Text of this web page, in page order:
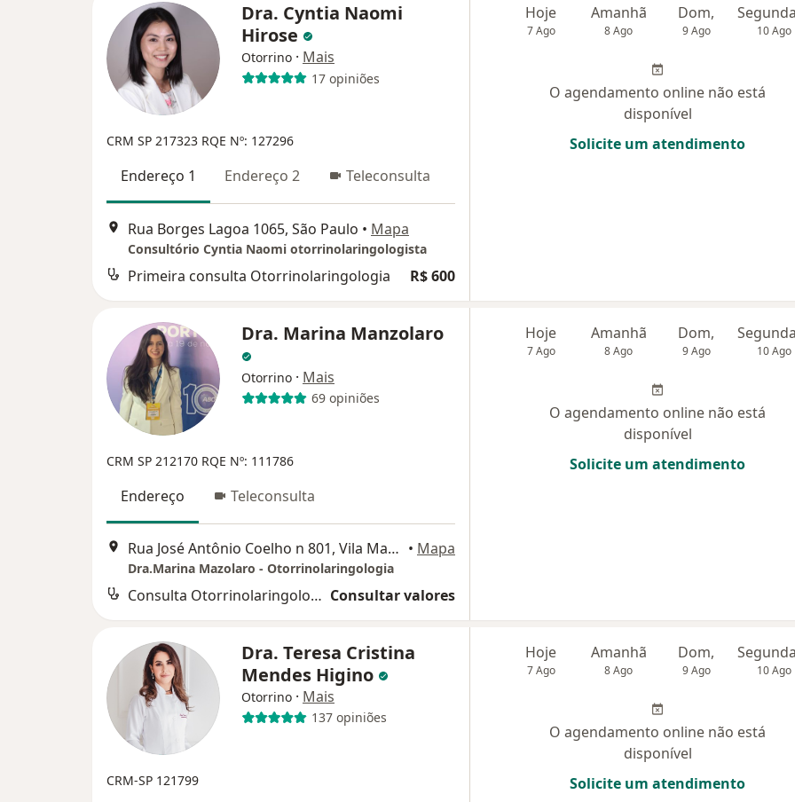
Dra. Cyntia Naomi
Hirose
Otorrino · Mais
17 opiniões
CRM SP 217323 RQE Nº: 127296
Endereço 1 Endereço 2 Teleconsulta
Rua Borges Lagoa 1065, São Paulo • Mapa
Consultório Cyntia Naomi otorrinolaringologista
Primeira consulta Otorrinolaringologia R$ 600
Hoje
7 Ago
Amanhã
8 Ago
Dom,
9 Ago 10 Ago
O agendamento online não está
disponível
Solicite um atendimento
Dra. Marina Manzolaro
Otorrino · Mais
69 opiniões
CRM SP 212170 RQE Nº: 111786
Endereço Teleconsulta
Rua José Antônio Coelho n 801, Vila Mariana, São Paulo • Mapa
Dra.Marina Mazolaro - Otorrinolaringologia
Consulta Otorrinolaringologia Consultar valores
Hoje
7 Ago
Amanhã
8 Ago
Dom,
9 Ago 10 Ago
O agendamento online não está
disponível
Solicite um atendimento
Dra. Teresa Cristina
Mendes Higino
Otorrino · Mais
137 opiniões
CRM-SP 121799
Hoje
7 Ago
Amanhã
8 Ago
Dom,
9 Ago 10 Ago
O agendamento online não está
disponível
Solicite um atendimento